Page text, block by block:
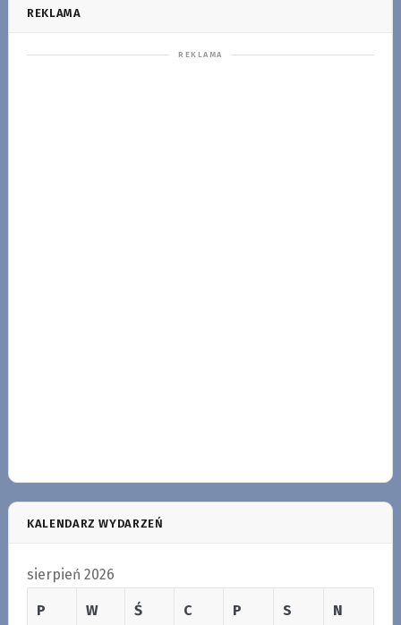
REKLAMA
KALENDARZ WYDARZEŃ
sierpień 2026
P W Ś C P S N